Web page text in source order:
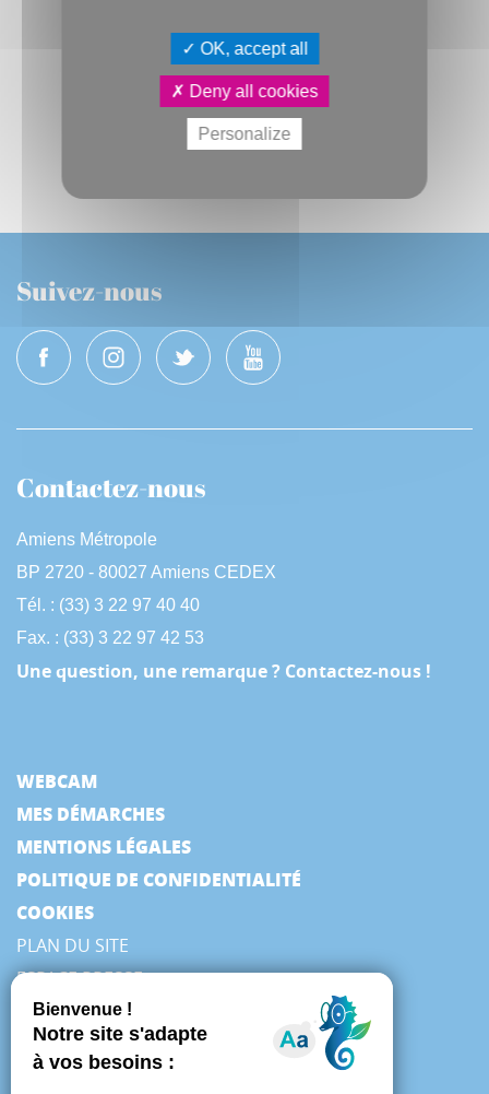
exceptionnel qui touche Amiens et à
la persistance de températures très
Musée de Picardie
Scolarité Solidarité
Suivez-nous
Contactez-nous
Amiens Métropole
BP 2720 - 80027 Amiens CEDEX
Tél. : (33) 3 22 97 40 40
Fax. : (33) 3 22 97 42 53
Une question, une remarque ? Contactez-nous !
WEBCAM
MES DÉMARCHES
MENTIONS LÉGALES
POLITIQUE DE CONFIDENTIALITÉ
COOKIES
PLAN DU SITE
ESPACE PRESSE
OK, accept all
Deny all cookies
Personalize